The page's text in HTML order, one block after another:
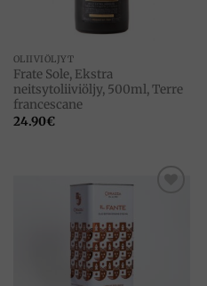
OLIIVIÖLJYT
Frate Sole, Ekstra
neitsytoliiviöljy, 500ml, Terre
francescane
24.90€